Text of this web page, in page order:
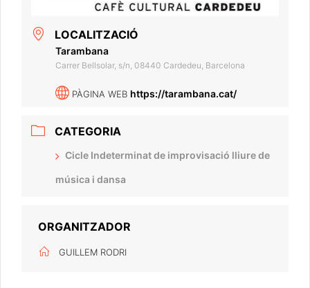
LOCALITZACIÓ
Tarambana
Carrer Bellsolar, s/n, 08440 Cardedeu, Barcelona
PÀGINA WEB https://tarambana.cat/
CATEGORIA
Cicle Indeterminat de improvisació lliure de
música i dansa
ORGANITZADOR
GUILLEM RODRI